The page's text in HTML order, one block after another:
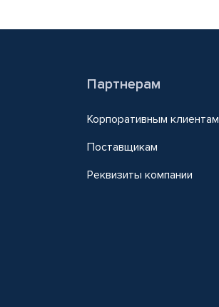
Партнерам
Корпоративным клиентам
Поставщикам
Реквизиты компании